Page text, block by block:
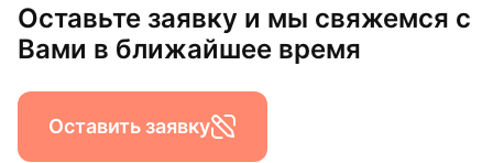
Оставьте заявку и мы свяжемся с
Вами в ближайшее время
Оставить заявку